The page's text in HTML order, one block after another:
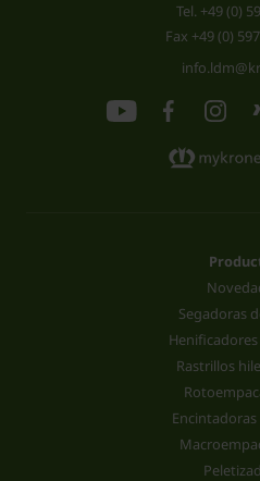
Tel. +49 (0)
Fax +49 (0)
Segadoras
Rastrillos
Encintadoras